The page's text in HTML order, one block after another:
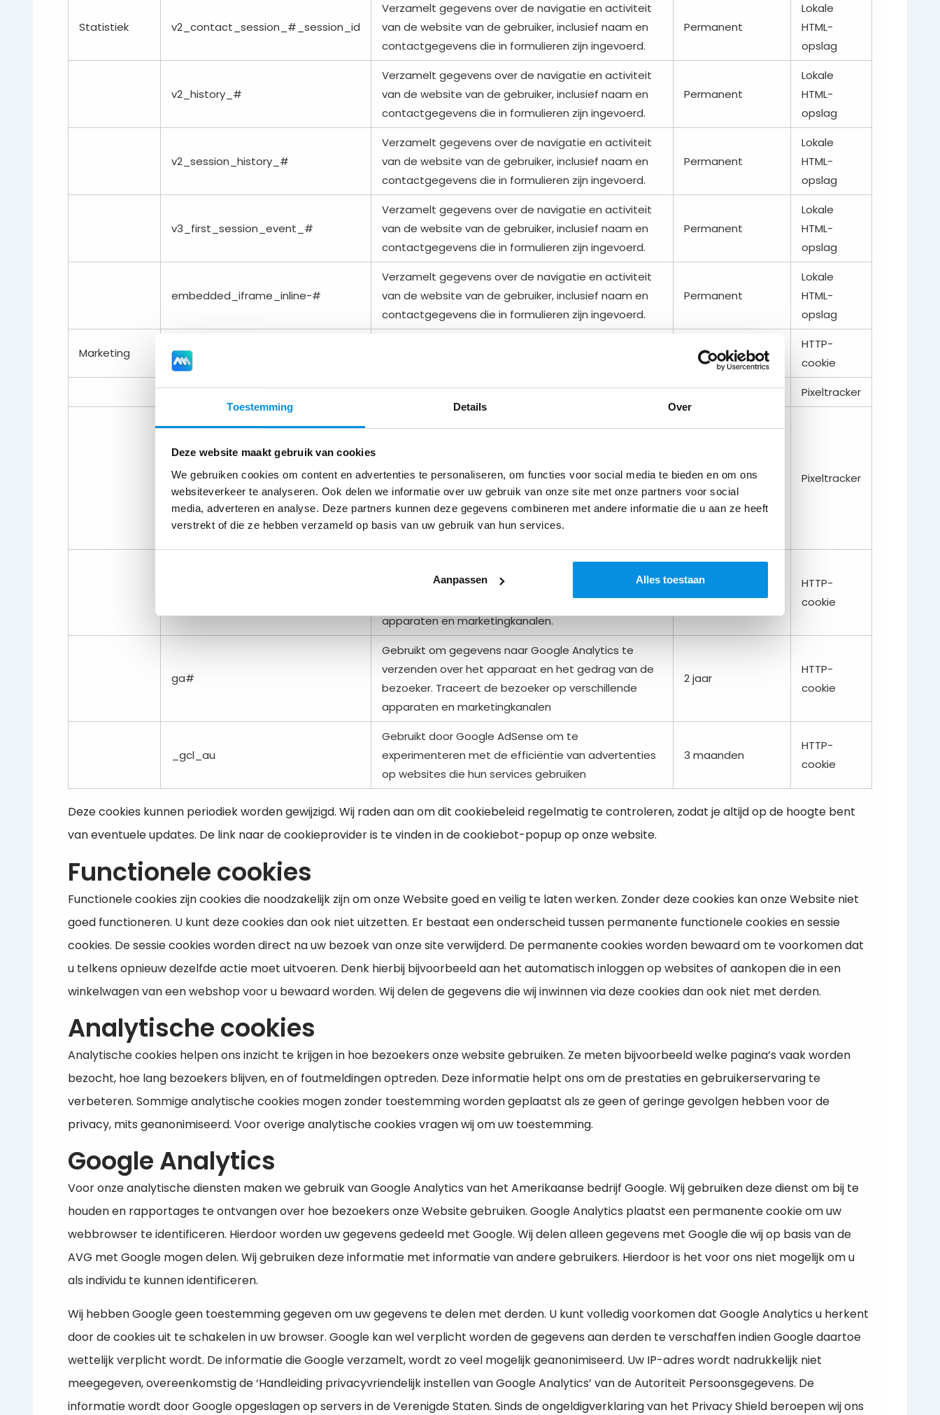
Toestemming Details Over
Deze website maakt gebruik van cookies
We gebruiken cookies om content en advertenties te personaliseren, om functies voor social media te bieden en om ons
websiteverkeer te analyseren. Ook delen we informatie over uw gebruik van onze site met onze partners voor social
media, adverteren en analyse. Deze partners kunnen deze gegevens combineren met andere informatie die u aan ze heeft
verstrekt of die ze hebben verzameld op basis van uw gebruik van hun services.
Aanpassen Alles toestaan
Statistiek v2_contact_session_#_session_id
Verzamelt gegevens over de navigatie en activiteit
van de website van de gebruiker, inclusief naam en
contactgegevens die in formulieren zijn ingevoerd.
Permanent
Lokale
HTML-
opslag
v2_history_#
Verzamelt gegevens over de navigatie en activiteit
van de website van de gebruiker, inclusief naam en
contactgegevens die in formulieren zijn ingevoerd.
Permanent
Lokale
HTML-
opslag
v2_session_history_#
Verzamelt gegevens over de navigatie en activiteit
van de website van de gebruiker, inclusief naam en
contactgegevens die in formulieren zijn ingevoerd.
Permanent
Lokale
HTML-
opslag
v3_first_session_event_#
Verzamelt gegevens over de navigatie en activiteit
van de website van de gebruiker, inclusief naam en
contactgegevens die in formulieren zijn ingevoerd.
Permanent
Lokale
HTML-
opslag
embedded_iframe_inline-#
Verzamelt gegevens over de navigatie en activiteit
van de website van de gebruiker, inclusief naam en
contactgegevens die in formulieren zijn ingevoerd.
Permanent
Lokale
HTML-
opslag
Marketing IDE 400 dagen
HTTP-
cookie
pagead/1pconversion/#/
In afwachting Sessie Pixeltracker
pagead/1puser-list/#
hoe de bezoeker tussen sites navigeert. Dit wordt
gebruikt voor het meten van advertentie-
inspanningen en vergemakkelijkt de betaling van
verwijzingskosten tussen websites.
Sessie Pixeltracker
Gebruikt om gegevens naar Google Analytics te
verzenden over het apparaat en het gedrag van de
bezoeker. Traceert de bezoeker op verschillende
apparaten en marketingkanalen.
HTTP-
cookie
ga#
Gebruikt om gegevens naar Google Analytics te
verzenden over het apparaat en het gedrag van de
bezoeker. Traceert de bezoeker op verschillende
apparaten en marketingkanalen
2 jaar
HTTP-
cookie
_gcl_au
Gebruikt door Google AdSense om te
experimenteren met de efficiëntie van advertenties
op websites die hun services gebruiken
3 maanden
HTTP-
cookie
Deze cookies kunnen periodiek worden gewijzigd. Wij raden aan om dit cookiebeleid regelmatig te controleren, zodat je altijd op de hoogte bent
van eventuele updates. De link naar de cookieprovider is te vinden in de cookiebot-popup op onze website.
Functionele cookies
Functionele cookies zijn cookies die noodzakelijk zijn om onze Website goed en veilig te laten werken. Zonder deze cookies kan onze Website niet
goed functioneren. U kunt deze cookies dan ook niet uitzetten. Er bestaat een onderscheid tussen permanente functionele cookies en sessie
cookies. De sessie cookies worden direct na uw bezoek van onze site verwijderd. De permanente cookies worden bewaard om te voorkomen dat
u telkens opnieuw dezelfde actie moet uitvoeren. Denk hierbij bijvoorbeeld aan het automatisch inloggen op websites of aankopen die in een
winkelwagen van een webshop voor u bewaard worden. Wij delen de gegevens die wij inwinnen via deze cookies dan ook niet met derden.
Analytische cookies
Analytische cookies helpen ons inzicht te krijgen in hoe bezoekers onze website gebruiken. Ze meten bijvoorbeeld welke pagina’s vaak worden
bezocht, hoe lang bezoekers blijven, en of foutmeldingen optreden. Deze informatie helpt ons om de prestaties en gebruikerservaring te
verbeteren. Sommige analytische cookies mogen zonder toestemming worden geplaatst als ze geen of geringe gevolgen hebben voor de
privacy, mits geanonimiseerd. Voor overige analytische cookies vragen wij om uw toestemming.
Google Analytics
Voor onze analytische diensten maken we gebruik van Google Analytics van het Amerikaanse bedrijf Google. Wij gebruiken deze dienst om bij te
houden en rapportages te ontvangen over hoe bezoekers onze Website gebruiken. Google Analytics plaatst een permanente cookie om uw
webbrowser te identificeren. Hierdoor worden uw gegevens gedeeld met Google. Wij delen alleen gegevens met Google die wij op basis van de
AVG met Google mogen delen. Wij gebruiken deze informatie met informatie van andere gebruikers. Hierdoor is het voor ons niet mogelijk om u
als individu te kunnen identificeren.
Wij hebben Google geen toestemming gegeven om uw gegevens te delen met derden. U kunt volledig voorkomen dat Google Analytics u herkent
door de cookies uit te schakelen in uw browser. Google kan wel verplicht worden de gegevens aan derden te verschaffen indien Google daartoe
wettelijk verplicht wordt. De informatie die Google verzamelt, wordt zo veel mogelijk geanonimiseerd. Uw IP-adres wordt nadrukkelijk niet
meegegeven, overeenkomstig de ‘Handleiding privacyvriendelijk instellen van Google Analytics’ van de Autoriteit Persoonsgegevens. De
informatie wordt door Google opgeslagen op servers in de Verenigde Staten. Sinds de ongeldigverklaring van het Privacy Shield beroepen wij ons